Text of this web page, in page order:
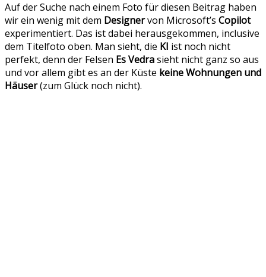
Auf der Suche nach einem Foto für diesen Beitrag haben
wir ein wenig mit dem Designervon Microsoft’s Copilot
experimentiert. Das ist dabei herausgekommen, inclusive
dem Titelfoto oben. Man sieht, die KI ist noch nicht
perfekt, denn der Felsen Es Vedrasieht nicht ganz so aus
und vor allem gibt es an der Küste keine Wohnungen und
Häuser(zum Glück noch nicht).